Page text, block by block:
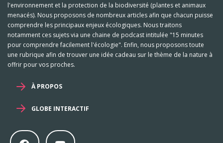
l'environnement et la protection de la biodiversité (plantes et animaux
menacés). Nous proposons de nombreux articles afin que chacun puisse
comprendre les principaux enjeux écologiques. Nous traitons
notamment ces sujets via une chaine de podcast intitulée "15 minutes
pour comprendre facilement l'écologie". Enfin, nous proposons toute
une rubrique afin de trouver une idée cadeau sur le thème de la nature à
offrir pour vos proches.
À PROPOS
GLOBE INTERACTIF